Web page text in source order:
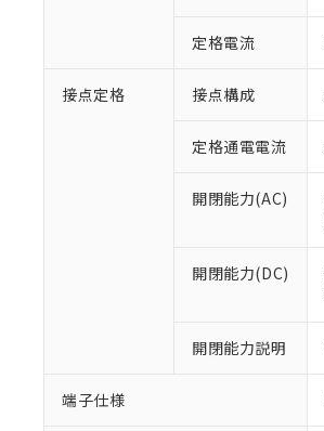
定格電流
接点定格 接点構成
定格通電電流
開閉能力(AC)
開閉能力(DC)
開閉能力説明
端子仕様